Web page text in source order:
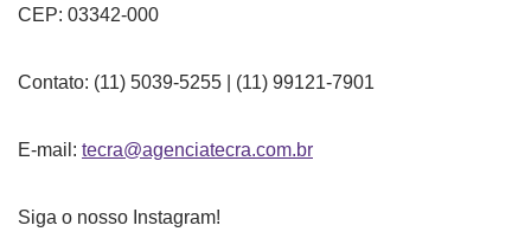
CEP: 03342-000
Contato: (11) 5039-5255 | (11) 99121-7901
E-mail: tecra@agenciatecra.com.br
Siga o nosso Instagram!